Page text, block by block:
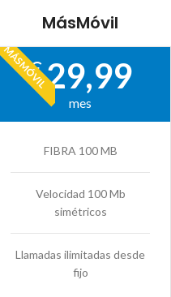
MásMóvil
MÁSMÓVIL
€29,99
mes
FIBRA 100 MB
Velocidad 100 Mb
simétricos
Llamadas ilimitadas desde
fijo